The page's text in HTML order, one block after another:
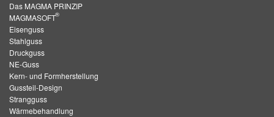
Das MAGMA PRINZIP
MAGMASOFT
®
Eisenguss
Stahlguss
Druckguss
NE-Guss
Kern- und Formherstellung
Gussteil-Design
Strangguss
Wärmebehandlung